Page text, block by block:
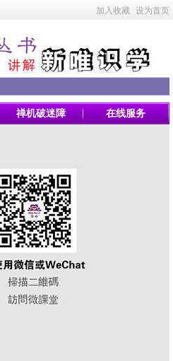
加入收藏 设为首页
禅机破迷障 在线服务